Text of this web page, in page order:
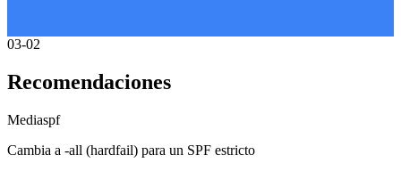
03-02
Recomendaciones
Mediaspf
Cambia a -all (hardfail) para un SPF estricto